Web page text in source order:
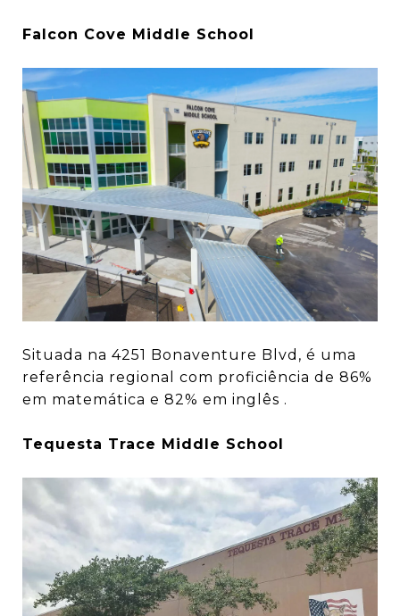
Falcon Cove Middle School
Situada na 4251 Bonaventure Blvd, é uma
referência regional com proficiência de 86%
em matemática e 82% em inglês .
Tequesta Trace Middle School